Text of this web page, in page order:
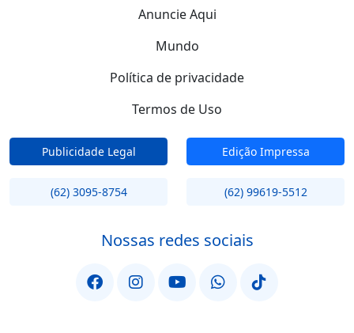
Anuncie Aqui
Mundo
Política de privacidade
Termos de Uso
Publicidade Legal Edição Impressa
(62) 3095-8754 (62) 99619-5512
Nossas redes sociais